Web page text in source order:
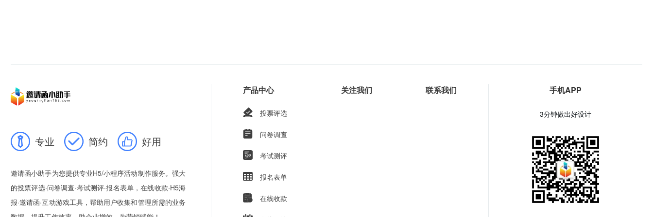
专业 简约 好用
邀请函小助手为您提供专业H5/小程序活动制作服务。强大
的投票评选·问卷调查·考试测评·报名表单，在线收款·H5海
报·邀请函·互动游戏工具，帮助用户收集和管理所需的业务
产品中心
投票评选
问卷调查
考试测评
报名表单
在线收款
关注我们 联系我们 手机APP
3分钟做出好设计